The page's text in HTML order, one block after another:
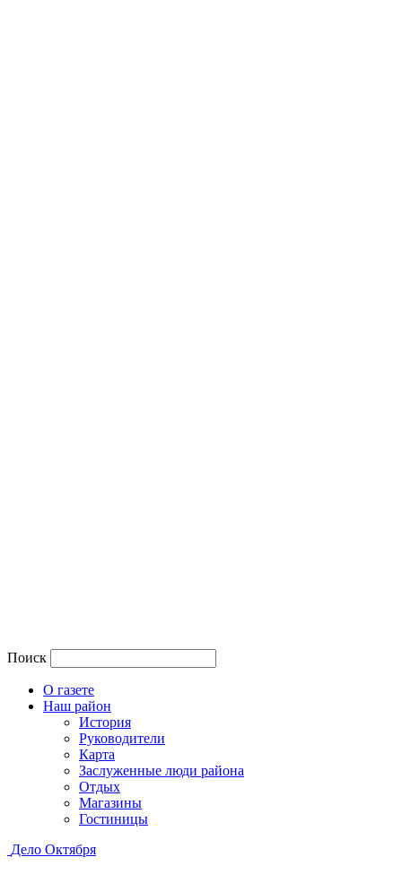
Поиск
О газете
Наш район
История
Руководители
Карта
Заслуженные люди района
Отдых
Магазины
Гостиницы
Дело Октября